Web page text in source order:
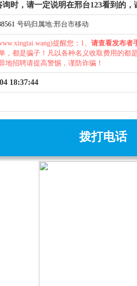
询时，请一定说明在邢台123看到的，
号码归属地:邢台市移动
提醒您：1、 请查看发布者
，都是骗子！凡以各种名义收取费用的都是
地招聘请提高警惕，谨防诈骗！
18:37:44
拨打电话